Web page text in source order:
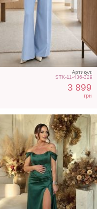
Артикул:
STK-11-436-329
3 899
грн
Вечернее нарядное
корсетное платье зеленого
цвета